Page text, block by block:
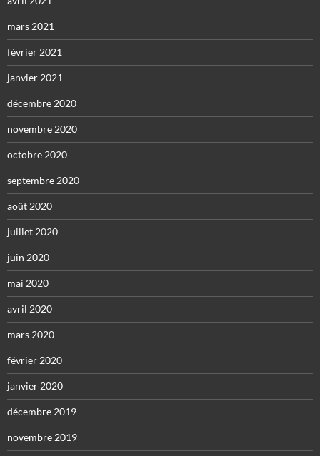
mars 2021
février 2021
janvier 2021
décembre 2020
novembre 2020
octobre 2020
septembre 2020
août 2020
juillet 2020
juin 2020
mai 2020
avril 2020
mars 2020
février 2020
janvier 2020
décembre 2019
novembre 2019